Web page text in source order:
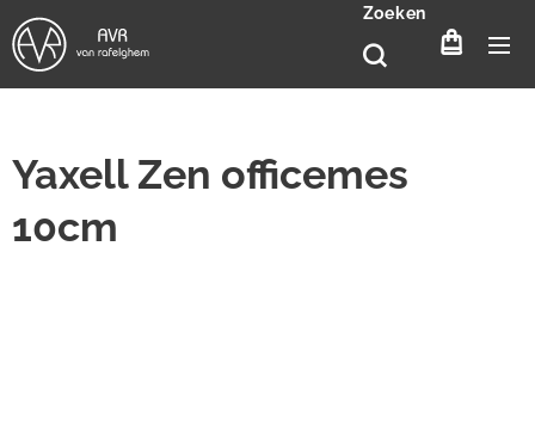
Zoeken
Yaxell Zen officemes
10cm